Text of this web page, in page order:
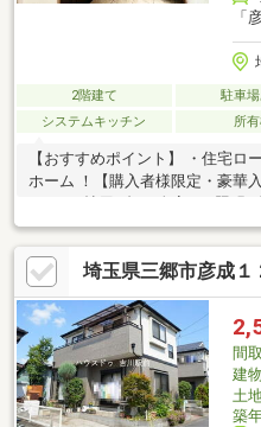
「
2階建て 駐車場
システムキッチン
所
【おすすめポイント】 ・住宅ロ
ホーム ！【購入者様限定・豪華
土バスマット ・住まいお手入れ
特典をご用意しております！ ※
ください。 ※お電話が繋がらな
お問い合わせください。【プレ
ン代行 （月間1000件以上の対応
・住宅関連ワンストップ ・無料
埼玉県三郷市彦成１
間
建
土
築